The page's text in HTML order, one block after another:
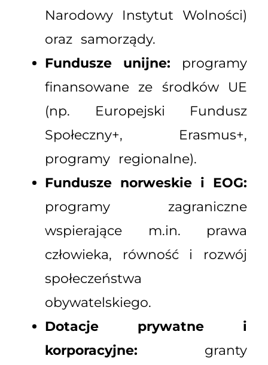
Narodowy Instytut Wolności)
oraz samorządy.
Fundusze unijne: programy
finansowane ze środków UE
(np. Europejski Fundusz
Społeczny+, Erasmus+,
programy regionalne).
Fundusze norweskie i EOG:
programy zagraniczne
wspierające m.in. prawa
człowieka, równość i rozwój
społeczeństwa
obywatelskiego.
Dotacje prywatne i
korporacyjne: granty